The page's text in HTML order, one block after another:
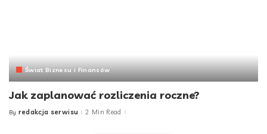
Świat Biznesu i Finansów
Jak zaplanować rozliczenia roczne?
Posted
By redakcja serwisu 2 Min Read